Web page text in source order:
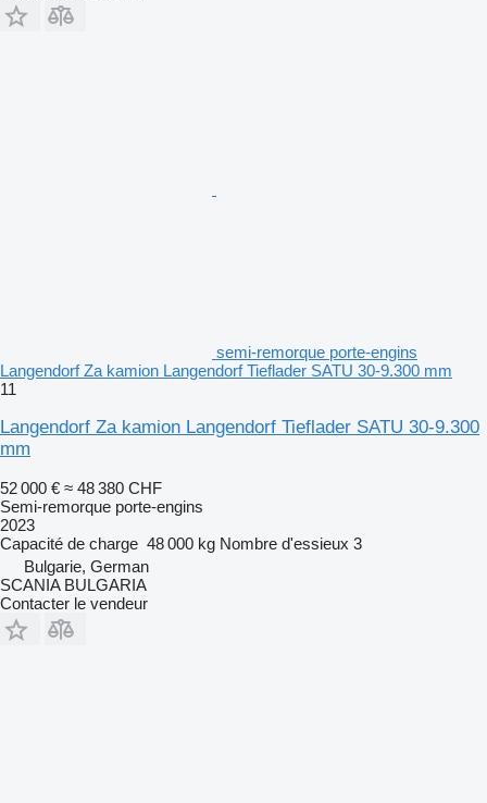
semi-remorque porte-engins
Langendorf Za kamion Langendorf Tieflader SATU 30-9.300 mm
11
Langendorf Za kamion Langendorf Tieflader SATU 30-9.300
mm
52 000 € ≈ 48 380 CHF
Semi-remorque porte-engins
2023
Capacité de charge 48 000 kg Nombre d'essieux 3
Bulgarie, German
SCANIA BULGARIA
Contacter le vendeur